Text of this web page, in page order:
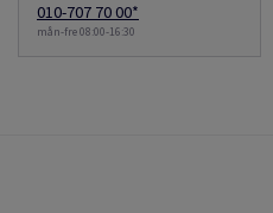
010-707 70 00*
mån-fre 08:00-16:30